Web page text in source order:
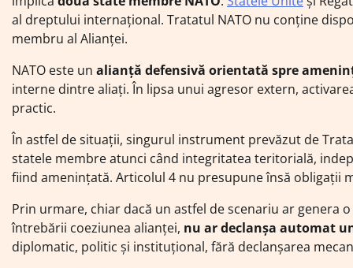
al dreptului internațional. Tratatul NATO nu conține
membru al Alianței.
NATO este un alianță defensivă orientată spre
interne dintre aliați. În lipsa unui agresor extern,
practic.
În astfel de situații, singurul instrument prevăzut de
statele membre atunci când integritatea teritorială,
fiind amenințată. Articolul 4 nu presupune însă obligații
Prin urmare, chiar dacă un astfel de scenariu ar genera
întrebării coeziunea alianței, nu ar declanșa automat
diplomatic, politic și instituțional, fără declanșarea